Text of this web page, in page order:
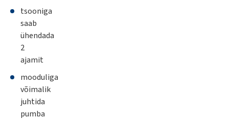
tsooniga
saab
ühendada
2
ajamit
mooduliga
võimalik
juhtida
pumba